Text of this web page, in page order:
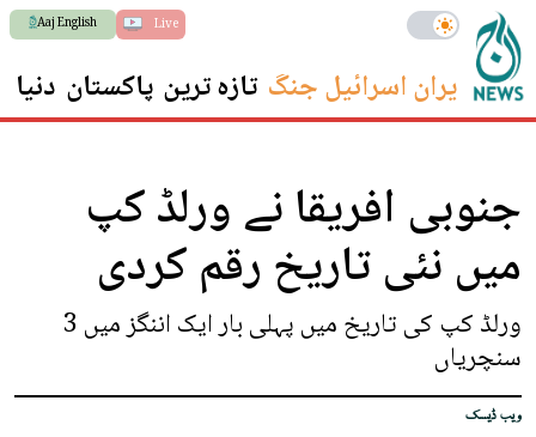
Live
Aaj English
ایران اسرائیل جنگ تازہ ترین پاکستان دنیا
جنوبی افریقا نے ورلڈ کپ
میں نئی تاریخ رقم کردی
ورلڈ کپ کی تاریخ میں پہلی بار ایک اننگز میں 3
سنچریاں
ویب ڈیسک